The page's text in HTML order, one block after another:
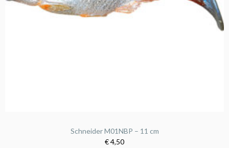
Schneider M01NBP – 11 cm
€ 4,50